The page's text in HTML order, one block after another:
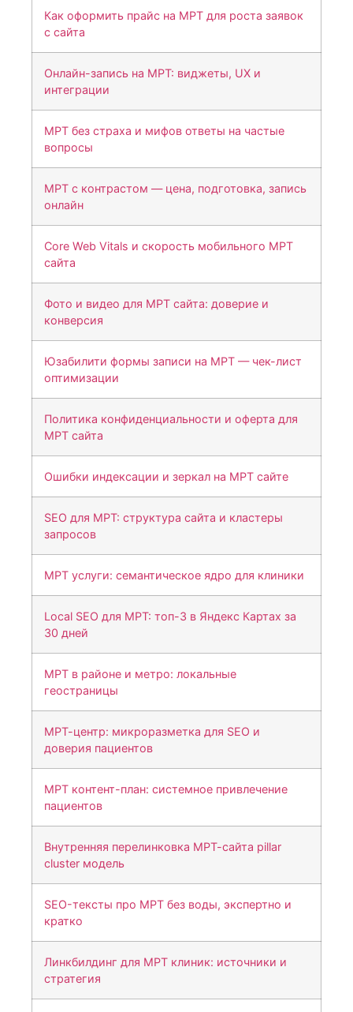
Как оформить прайс на МРТ для роста заявок
с сайта
Онлайн-запись на МРТ: виджеты, UX и
интеграции
МРТ без страха и мифов ответы на частые
вопросы
МРТ с контрастом — цена, подготовка, запись
онлайн
Core Web Vitals и скорость мобильного МРТ
сайта
Фото и видео для МРТ сайта: доверие и
конверсия
Юзабилити формы записи на МРТ — чек-лист
оптимизации
Политика конфиденциальности и оферта для
МРТ сайта
Ошибки индексации и зеркал на МРТ сайте
SEO для МРТ: структура сайта и кластеры
запросов
МРТ услуги: семантическое ядро для клиники
Local SEO для МРТ: топ-3 в Яндекс Картах за
30 дней
МРТ в районе и метро: локальные
геостраницы
МРТ-центр: микроразметка для SEO и
доверия пациентов
МРТ контент-план: системное привлечение
пациентов
Внутренняя перелинковка МРТ-сайта pillar
cluster модель
SEO-тексты про МРТ без воды, экспертно и
кратко
Линкбилдинг для МРТ клиник: источники и
стратегия